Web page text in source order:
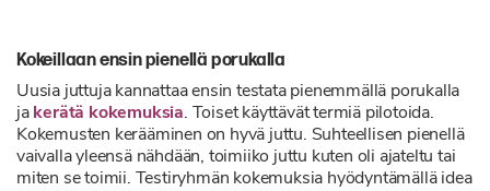
Kokeillaan ensin pienellä porukalla
Uusia juttuja kannattaa ensin testata pienemmällä porukalla
ja kerätä kokemuksia. Toiset käyttävät termiä pilotoida.
Kokemusten kerääminen on hyvä juttu. Suhteellisen pienellä
vaivalla yleensä nähdään, toimiiko juttu kuten oli ajateltu tai
miten se toimii. Testiryhmän kokemuksia hyödyntämällä idea